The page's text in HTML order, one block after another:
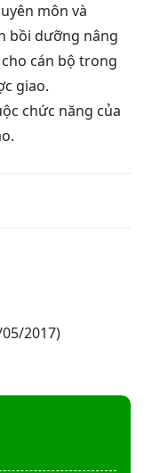
môn và
bồi dưỡng nâng
cán bộ trong
giao.
chức năng của
2017)
lạnh các
hiện trạng và
Dược đến Bếp
nhà bảo vệ và
nóng tấm
bệnh án, Sổ
dịch vụ “Bảo